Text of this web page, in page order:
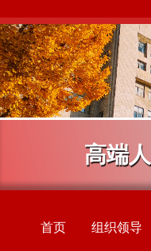
高端
首页 组织领导